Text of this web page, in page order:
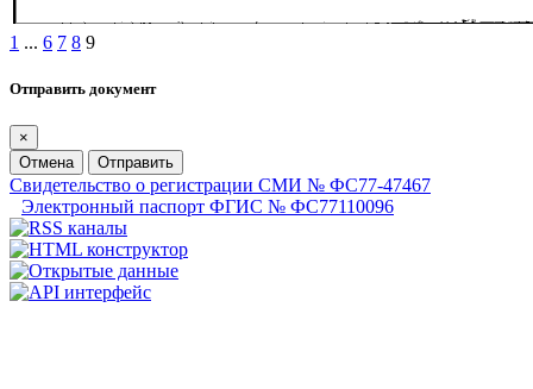
1 ... 6 7 8 9
Отправить документ
×
Отмена
Отправить
Свидетельство о регистрации СМИ № ФС77-47467
Электронный паспорт ФГИС № ФС77110096